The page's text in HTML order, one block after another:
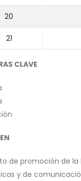
20
21
CLAVE
de promoción de
y de